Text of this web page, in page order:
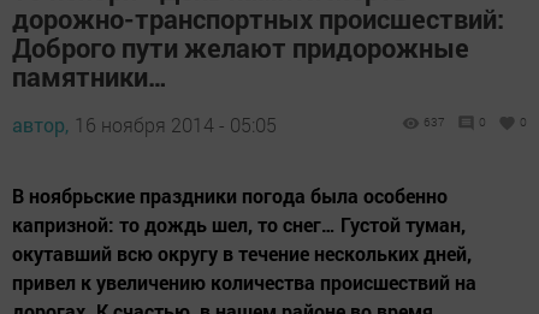
дорожно-транспортных происшествий:
Доброго пути желают придорожные
памятники…
автор, 16 ноября 2014 - 05:05 637 0 0
В ноябрьские праздники погода была особенно
капризной: то дождь шел, то снег… Густой туман,
окутавший всю округу в течение нескольких дней,
привел к увеличению количества происшествий на